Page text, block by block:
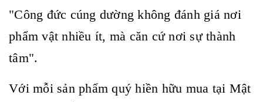
"Công đức cúng dường không đánh giá nơi
phẩm vật nhiều ít, mà căn cứ nơi sự thành
tâm".
Với mỗi sản phẩm quý hiền hữu mua tại Mật